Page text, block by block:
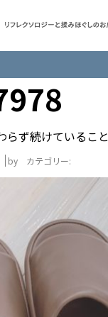
らず続けていること
by カテゴリー: